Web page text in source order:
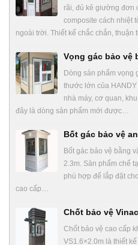
rãi, đủ kê giường đơn
composite cách nhiệt
ngoài trời. Thiết kế chắc chắn, thuận
Vọng gác bảo vệ
Dòng sản phẩm vọng
thước lớn của
nhà máy, cơ quan,
đây là dòng sản phẩm mới được…
Bốt gác bảo vệ
Bốt gác bảo vệ bằng
2.3m. Sản phẩm chế
phù hợp để lắp đặt
cao cấp…
Chốt bảo vệ
Chốt bảo vệ cao cấp
VS1.6×2.0m là thiết